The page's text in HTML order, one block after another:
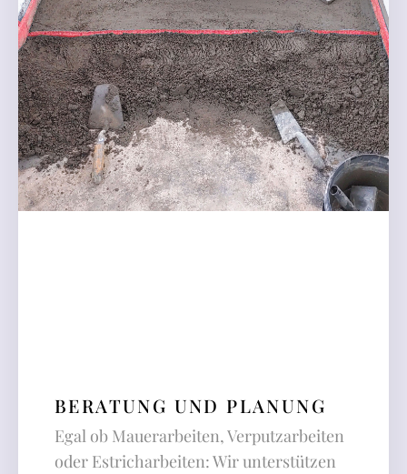
BERATUNG UND PLANUNG
Egal ob Mauerarbeiten, Verputzarbeiten
oder Estricharbeiten: Wir unterstützen